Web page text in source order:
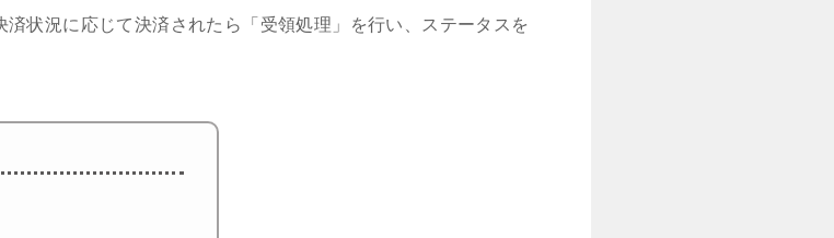
状況に応じて決済されたら「受領処理」を行い、ステータスを